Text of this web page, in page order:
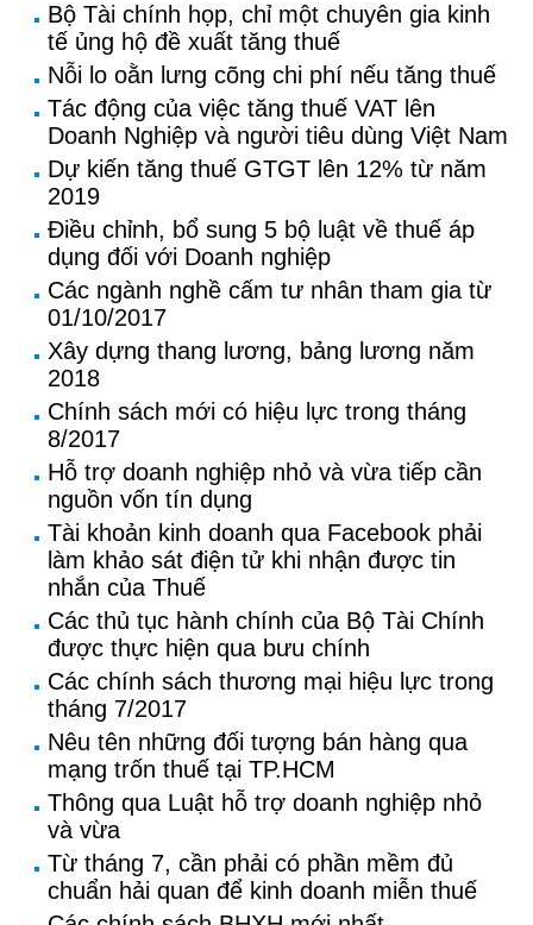
Bộ Tài chính họp, chỉ một chuyên gia kinh
tế ủng hộ đề xuất tăng thuế
Nỗi lo oằn lưng cõng chi phí nếu tăng thuế
Tác động của việc tăng thuế VAT lên
Doanh Nghiệp và người tiêu dùng Việt Nam
Dự kiến tăng thuế GTGT lên 12% từ năm
2019
Điều chỉnh, bổ sung 5 bộ luật về thuế áp
dụng đối với Doanh nghiệp
Các ngành nghề cấm tư nhân tham gia từ
01/10/2017
Xây dựng thang lương, bảng lương năm
2018
Chính sách mới có hiệu lực trong tháng
8/2017
Hỗ trợ doanh nghiệp nhỏ và vừa tiếp cần
nguồn vốn tín dụng
Tài khoản kinh doanh qua Facebook phải
làm khảo sát điện tử khi nhận được tin
nhắn của Thuế
Các thủ tục hành chính của Bộ Tài Chính
được thực hiện qua bưu chính
Các chính sách thương mại hiệu lực trong
tháng 7/2017
Nêu tên những đối tượng bán hàng qua
mạng trốn thuế tại TP.HCM
Thông qua Luật hỗ trợ doanh nghiệp nhỏ
và vừa
Từ tháng 7, cần phải có phần mềm đủ
chuẩn hải quan để kinh doanh miễn thuế